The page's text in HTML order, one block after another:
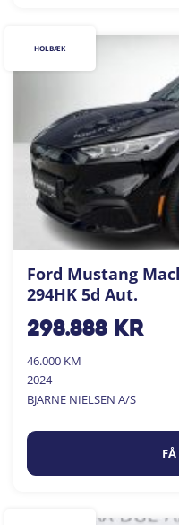
Ford Mustang
294HK 5d Aut.
298.888kr
46.000 KM
2024
BJARNE NIELSEN A/S
HOLBÆK